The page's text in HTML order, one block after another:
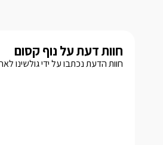
חוות דעת על נוף קסום
חוות הדעת נכתבו על ידי גולשינו